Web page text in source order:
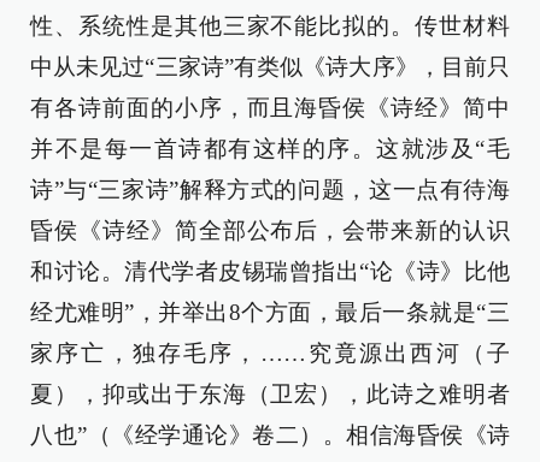
性、系统性是其他三家不能比拟的。传世材料
中从未见过“三家诗”有类似《诗大序》，目前只
有各诗前面的小序，而且海昏侯《诗经》简中
并不是每一首诗都有这样的序。这就涉及“毛
诗”与“三家诗”解释方式的问题，这一点有待海
昏侯《诗经》简全部公布后，会带来新的认识
和讨论。清代学者皮锡瑞曾指出“论《诗》比他
经尤难明”，并举出8个方面，最后一条就是“三
家序亡，独存毛序，……究竟源出西河（子
夏），抑或出于东海（卫宏），此诗之难明者
八也”（《经学通论》卷二）。相信海昏侯《诗